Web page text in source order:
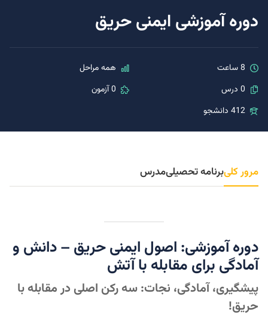
دوره آموزشی ایمنی حریق
8 ساعت
همه مراحل
0 درس
0 آزمون
412 دانشجو
مرور کلیبرنامه تحصیلیمدرس
دوره آموزشی: اصول ایمنی حریق – دانش و
آمادگی برای مقابله با آتش
پیشگیری، آمادگی، نجات: سه رکن اصلی در مقابله با
حریق!